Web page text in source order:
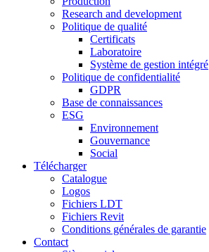
Research and development
Politique de qualité
Certificats
Laboratoire
Système de gestion intégré
Politique de confidentialité
GDPR
Base de connaissances
ESG
Environnement
Gouvernance
Social
Télécharger
Catalogue
Logos
Fichiers LDT
Fichiers Revit
Conditions générales de garantie
Contact